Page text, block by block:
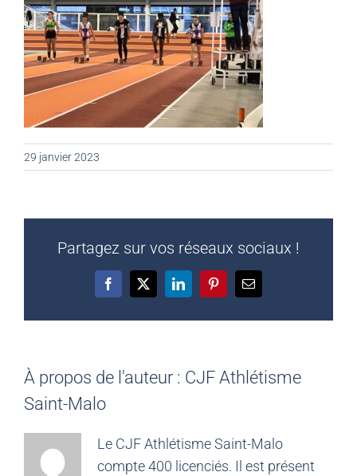
29 janvier 2023
Partagez sur vos réseaux sociaux !
Facebook
X LinkedInPinterestEmail
À propos de l'auteur : CJF Athlétisme
Saint-Malo
Le CJF Athlétisme Saint-Malo
compte 400 licenciés. Il est présent